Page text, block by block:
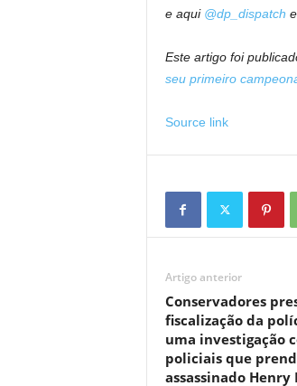
e aqui @dp_dispatch
Este artigo foi
seu primeiro
Source link
Artigo anterior
Conservadores
fiscalização da
uma investigação
policiais que
assassinado Henry